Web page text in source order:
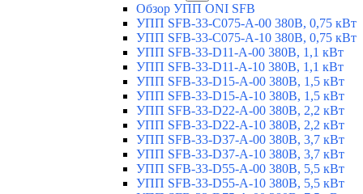
Обзор УПП ONI SFB
УПП SFB-33-C075-A-00 380В, 0,75 кВт
УПП SFB-33-C075-A-10 380В, 0,75 кВт
УПП SFB-33-D11-A-00 380В, 1,1 кВт
УПП SFB-33-D11-A-10 380В, 1,1 кВт
УПП SFB-33-D15-A-00 380В, 1,5 кВт
УПП SFB-33-D15-A-10 380В, 1,5 кВт
УПП SFB-33-D22-A-00 380В, 2,2 кВт
УПП SFB-33-D22-A-10 380В, 2,2 кВт
УПП SFB-33-D37-A-00 380В, 3,7 кВт
УПП SFB-33-D37-A-10 380В, 3,7 кВт
УПП SFB-33-D55-A-00 380В, 5,5 кВт
УПП SFB-33-D55-A-10 380В, 5,5 кВт